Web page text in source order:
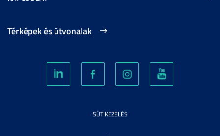
Térképek és útvonalak
SÜTIKEZELÉS